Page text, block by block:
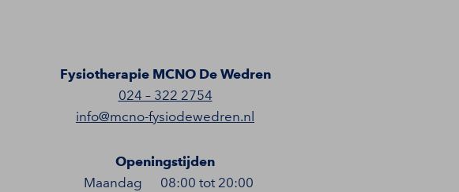
Fysiotherapie MCNO De Wedren
024 – 322 2754
info@mcno-fysiodewedren.nl
Openingstijden
Maandag
08:00 tot 20:00